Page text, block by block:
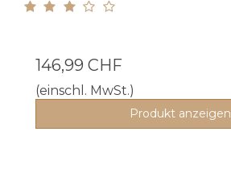
146,99 CHF
(einschl. MwSt.)
Produkt anzeigen